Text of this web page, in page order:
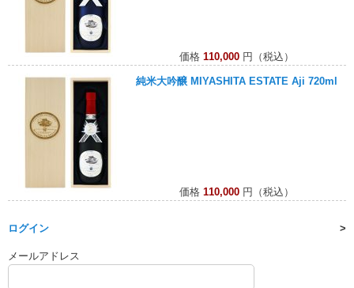
価格 110,000円（税込）
純米大吟醸 MIYASHITA ESTATE Aji 720ml
価格 110,000円（税込）
ログイン
メールアドレス